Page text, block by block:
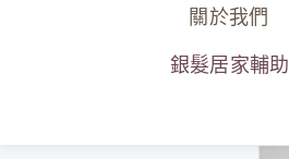
關於我們
銀髮居家輔助